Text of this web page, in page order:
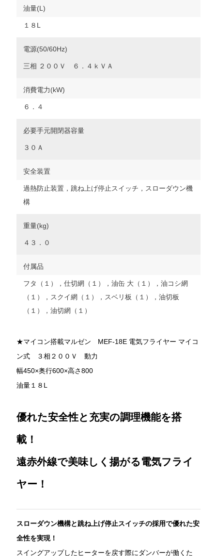
油量(L)
１８L
電源(50/60Hz)
三相 ２００Ｖ ６．４ｋＶＡ
消費電力(kW)
６．４
必要手元開閉器容量
３０Ａ
安全装置
過熱防止装置，跳ね上げ停止スイッチ，スローダウン機
構
重量(kg)
４３．０
付属品
フタ（１），仕切網（１），油缶 大（１），油コシ網
（１），スクイ網（１），スベリ板（１），油切板
（１），油切網（１）
★マイコン搭載マルゼン MEF-18E 電気フライヤー マイコ
ン式 ３相２００Ｖ 動力
幅450×奥行600×高さ800
油量１８L
優れた安全性と充実の調理機能を搭
載！
遠赤外線で美味しく揚がる電気フライ
ヤー！
スローダウン機構と跳ね上げ停止スイッチの採用で優れた安
全性を実現！
スイングアップしたヒーターを戻す際にダンバーが働くた